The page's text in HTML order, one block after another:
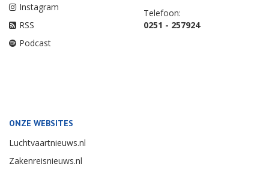
Instagram
RSS
Podcast
Telefoon:
0251 - 257924
ONZE WEBSITES
Luchtvaartnieuws.nl
Zakenreisnieuws.nl